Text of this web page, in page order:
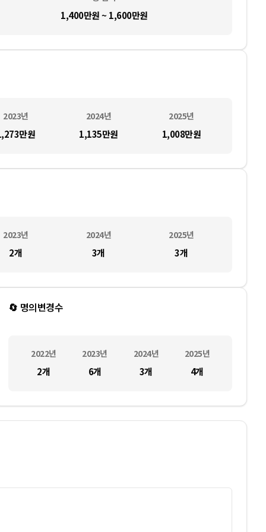
1,400만원 ~ 1,600만원
2023년 2024년 2025년
만원 1,135만원 1,008만원
2023년 2024년 2025년
2개 3개 3개
🔄 명의변경수
2022년 2023년 2024년 2025년
2개 6개 3개 4개